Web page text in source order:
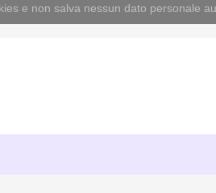
e non salva nessun dato personale